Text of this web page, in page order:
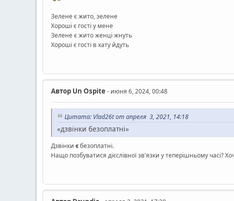
Зелене є жито, зелене
Хороші є гості у мене
Зелене є жито женці жнуть
Хороші є гості в хату йдуть
Автор Un Ospite- июня 6, 2024, 00:48
Цитата: Vlad26t от апреля 3, 2021, 14:18
«дзвінки безоплатні»
Дзвінки єбезоплатні.
Нащо позбуватися дієслівної зв'язки у теперішньому часі?